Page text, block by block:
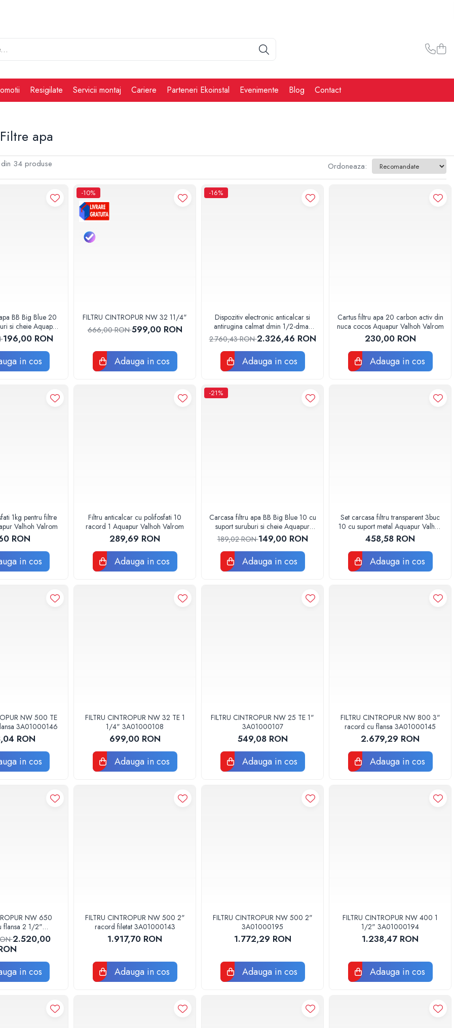
Resigilate Servicii montaj Cariere Parteneri Ekoinstal Evenimente Blog Contact
apa
din 34 produse Ordoneaza:
BB Big Blue 20
si cheie Aquapur
Valrom
196,00 RON
in cos
-10%
FILTRU CINTROPUR NW 32 11/4"
666,00 RON599,00 RON
Adauga in cos
-16%
Dispozitiv electronic anticalcar si
antirugina calmat dmin 1/2-dmax
11/2 Aquapur Valhoh Valrom
2.760,43 RON2.326,46 RON
Adauga in cos
Cartus filtru apa 20 carbon activ din
nuca cocos Aquapur Valhoh Valrom
230,00 RON
Adauga in cos
1kg pentru filtre
Valhoh Valrom
RON
in cos
Filtru anticalcar cu polifosfati 10
racord 1 Aquapur Valhoh Valrom
289,69 RON
Adauga in cos
-21%
Carcasa filtru apa BB Big Blue 10 cu
suport suruburi si cheie Aquapur
Valhoh Valrom
189,02 RON149,00 RON
Adauga in cos
Set carcasa filtru transparent 3buc
10 cu suport metal Aquapur Valhoh
Valrom AQUA00110131032
458,58 RON
Adauga in cos
NW 500 TE
3A01000146
RON
in cos
FILTRU CINTROPUR NW 32 TE 1
1/4" 3A01000108
699,00 RON
Adauga in cos
FILTRU CINTROPUR NW 25 TE 1"
3A01000107
549,08 RON
Adauga in cos
FILTRU CINTROPUR NW 800 3"
racord cu flansa 3A01000145
2.679,29 RON
Adauga in cos
NW 650
flansa 2 1/2"
2.520,00
in cos
FILTRU CINTROPUR NW 500 2"
racord filetat 3A01000143
1.917,70 RON
Adauga in cos
FILTRU CINTROPUR NW 500 2"
3A01000195
1.772,29 RON
Adauga in cos
FILTRU CINTROPUR NW 400 1
1/2" 3A01000194
1.238,47 RON
Adauga in cos